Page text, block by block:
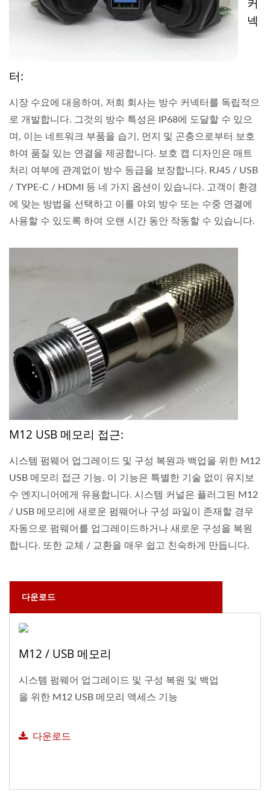
넥
터:
시장 수요에 대응하여, 저희 회사는 방수 커넥터를 독립적으
로 개발합니다. 그것의 방수 특성은 IP68에 도달할 수 있으
며, 이는 네트워크 부품을 습기, 먼지 및 곤충으로부터 보호
하여 품질 있는 연결을 제공합니다. 보호 캡 디자인은 매트
처리 여부에 관계없이 방수 등급을 보장합니다. RJ45 / USB
/ TYPE-C / HDMI 등 네 가지 옵션이 있습니다. 고객이 환경
에 맞는 방법을 선택하고 이를 야외 방수 또는 수중 연결에
사용할 수 있도록 하여 오랜 시간 동안 작동할 수 있습니다.
M12 USB 메모리 접근:
시스템 펌웨어 업그레이드 및 구성 복원과 백업을 위한 M12
USB 메모리 접근 기능. 이 기능은 특별한 기술 없이 유지보
수 엔지니어에게 유용합니다. 시스템 커널은 플러그된 M12
/ USB 메모리에 새로운 펌웨어나 구성 파일이 존재할 경우
자동으로 펌웨어를 업그레이드하거나 새로운 구성을 복원
합니다. 또한 교체 / 교환을 매우 쉽고 친숙하게 만듭니다.
다운로드
M12 / USB 메모리
시스템 펌웨어 업그레이드 및 구성 복원 및 백업
을 위한 M12 USB 메모리 액세스 기능
다운로드